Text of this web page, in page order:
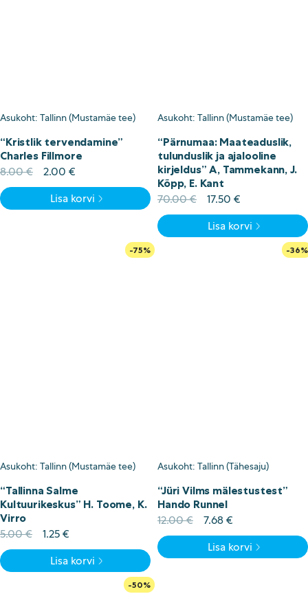
Asukoht: Tallinn (Mustamäe tee)
“Kristlik tervendamine”
Charles Fillmore
8.00€
Algne
hind
oli:
8.00 €.
2.00 €
price
is:
2.00 €.
Lisa korvi
Asukoht: Tallinn (Mustamäe tee)
“Pärnumaa: Maateaduslik,
tulunduslik ja ajalooline
kirjeldus” A, Tammekann, J.
Kõpp, E. Kant
70.00€
Algne
hind
oli:
70.00 €.
17.50 €Current
price
is:
17.50 €.
Lisa korvi
-75%
Asukoht: Tallinn (Mustamäe tee)
“Tallinna Salme
Kultuurikeskus” H. Toome, K.
Virro
5.00€
Algne
hind
oli:
5.00 €.
1.25€
price
is:
1.25 €.
Lisa korvi
-36%
Asukoht: Tallinn (Tähesaju)
“Jüri Vilms mälestustest”
Hando Runnel
12.00€
Algne
hind
oli:
12.00 €.
7.68€Current
price
is:
7.68 €.
Lisa korvi
-50%